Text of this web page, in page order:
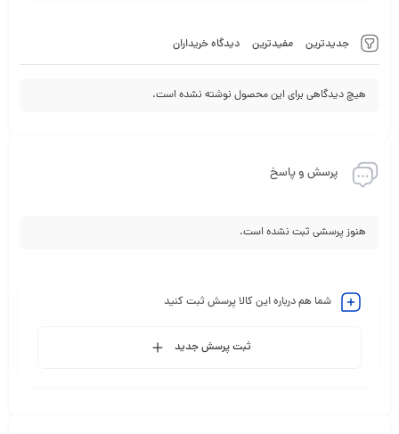
جدیدترین مفیدترین دیدگاه خریداران
هیچ دیدگاهی برای این محصول نوشته نشده است.
پرسش و پاسخ
هنوز پرسشی ثبت نشده است.
شما هم درباره این کالا پرسش ثبت کنید
ثبت پرسش جدید